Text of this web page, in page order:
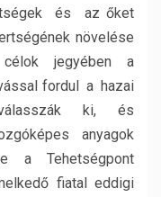
és az őket
növelése
jegyében a
fordul a hazai
válasszák ki, és
anyagok
a Tehetségpont
fiatal eddigi